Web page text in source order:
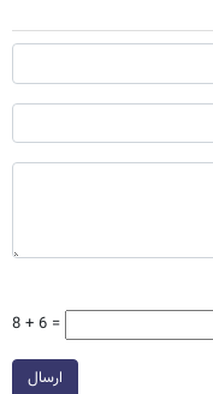
8 + 6 =
ارسال